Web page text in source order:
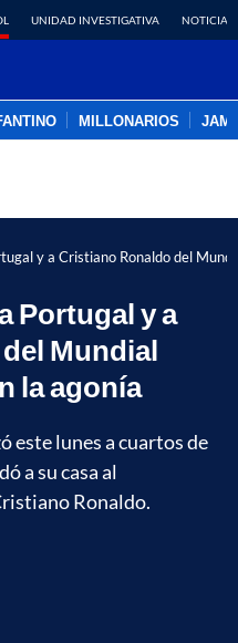
UNIDAD INVESTIGATIVA NOTICIAS
MILLONARIOS
y a Cristiano Ronaldo del
Portugal y a
Mundial
la agonía
este lunes a cuartos de
a su casa al
Ronaldo.